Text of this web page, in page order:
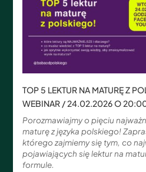
TOP 5 LEKTUR NA MATURĘ Z
WEBINAR / 24.02.2026 O
Porozmawiajmy o pięciu
maturę z języka polskiego!
którego zajmiemy się tym, co
pojawiających się lektur na
formule.